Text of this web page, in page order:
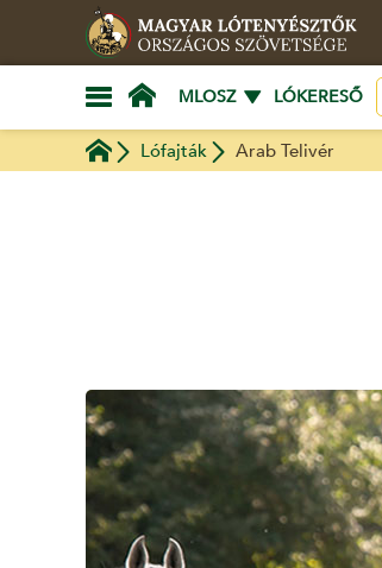
MLOSZ LÓKERESŐ
Lófajták Arab Telivér